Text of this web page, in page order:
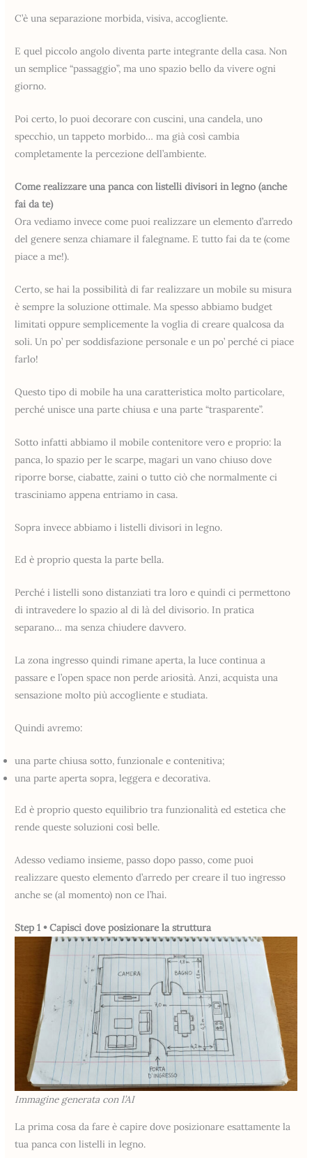
C’è una separazione morbida, visiva, accogliente.
E quel piccolo angolo diventa parte integrante della casa. Non
un semplice “passaggio”, ma uno spazio bello da vivere ogni
giorno.
Poi certo, lo puoi decorare con cuscini, una candela, uno
specchio, un tappeto morbido… ma già così cambia
completamente la percezione dell’ambiente.
Come realizzare una panca con listelli divisori in legno (anche
fai da te)
Ora vediamo invece come puoi realizzare un elemento d’arredo
del genere senza chiamare il falegname. E tutto fai da te (come
piace a me!).
Certo, se hai la possibilità di far realizzare un mobile su misura
è sempre la soluzione ottimale. Ma spesso abbiamo budget
limitati oppure semplicemente la voglia di creare qualcosa da
soli. Un po’ per soddisfazione personale e un po’ perché ci piace
farlo!
Questo tipo di mobile ha una caratteristica molto particolare,
perché unisce una parte chiusa e una parte “trasparente”.
Sotto infatti abbiamo il mobile contenitore vero e proprio: la
panca, lo spazio per le scarpe, magari un vano chiuso dove
riporre borse, ciabatte, zaini o tutto ciò che normalmente ci
trasciniamo appena entriamo in casa.
Sopra invece abbiamo i listelli divisori in legno.
Ed è proprio questa la parte bella.
Perché i listelli sono distanziati tra loro e quindi ci permettono
di intravedere lo spazio al di là del divisorio. In pratica
separano… ma senza chiudere davvero.
La zona ingresso quindi rimane aperta, la luce continua a
passare e l’open space non perde ariosità. Anzi, acquista una
sensazione molto più accogliente e studiata.
Quindi avremo:
una parte chiusa sotto, funzionale e contenitiva;
una parte aperta sopra, leggera e decorativa.
Ed è proprio questo equilibrio tra funzionalità ed estetica che
rende queste soluzioni così belle.
Adesso vediamo insieme, passo dopo passo, come puoi
realizzare questo elemento d’arredo per creare il tuo ingresso
anche se (al momento) non ce l’hai.
Step 1 • Capisci dove posizionare la struttura
Immagine generata con l’AI
La prima cosa da fare è capire dove posizionare esattamente la
tua panca con listelli in legno.